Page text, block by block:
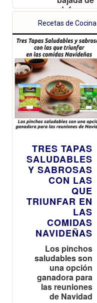
defensas
propias del
invierno
Recetas de Cocina
TRES TAPAS
SALUDABLES
Y SABROSAS
CON LAS
QUE
TRIUNFAR EN
LAS
COMIDAS
NAVIDEÑAS
Los pinchos
saludables son
una opción
ganadora para
las reuniones
de Navidad